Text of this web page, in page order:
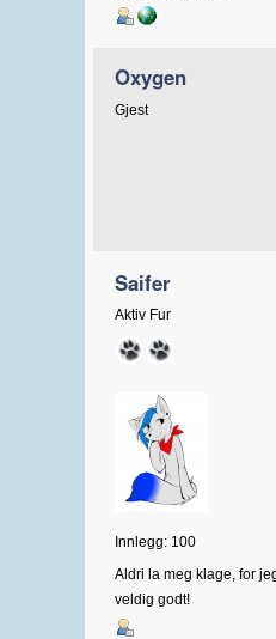
Oxygen
Gjest
Saifer
Aktiv Fur
Innlegg: 100
Aldri la meg klage, for
veldig godt!